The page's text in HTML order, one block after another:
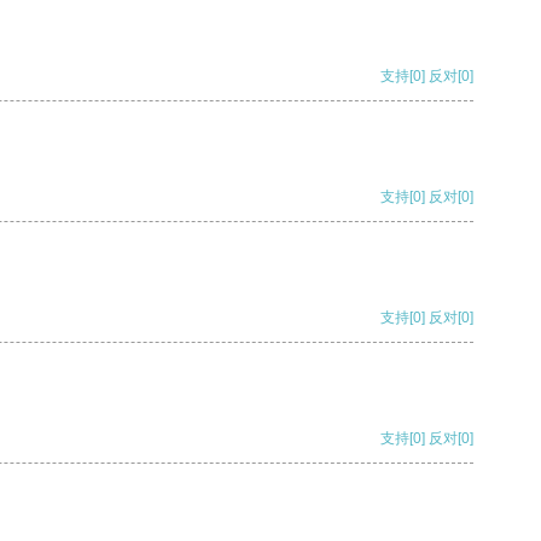
支持[0] 反对[0]
支持[0] 反对[0]
支持[0] 反对[0]
支持[0] 反对[0]